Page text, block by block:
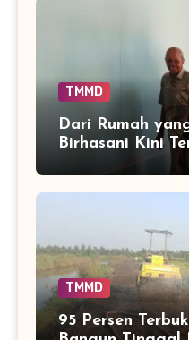
TMMD
Dari Rumah
Birhasani Kini
Tempat
TMMD
95 Persen